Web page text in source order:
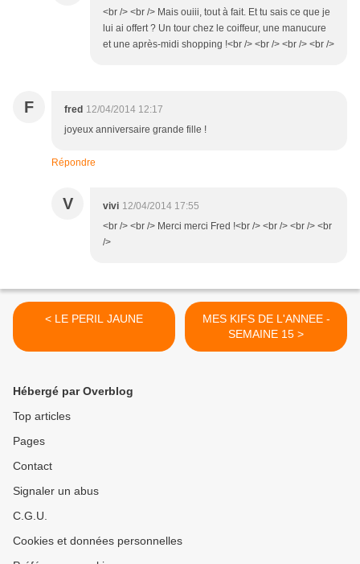
<br /> <br /> Mais ouiii, tout à fait. Et tu sais ce que je
lui ai offert ? Un tour chez le coiffeur, une manucure
et une après-midi shopping !<br /> <br /> <br /> <br />
F fred 12/04/2014 12:17
joyeux anniversaire grande fille !
Répondre
V vivi 12/04/2014 17:55
<br /> <br /> Merci merci Fred !<br /> <br /> <br /> <br
/>
< LE PERIL JAUNE
MES KIFS DE L'ANNEE -
SEMAINE 15 >
Hébergé par Overblog
Top articles
Pages
Contact
Signaler un abus
C.G.U.
Cookies et données personnelles